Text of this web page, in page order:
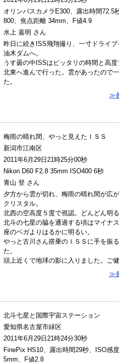
オリンパスカメラE300、露出時間72.5
800、焦点距離 34mm、F値4.9
水上 嘉明 さん
昨日に続きISS飛翔撮り、一寸ドライ
油木ダムへ。
うす曇の中ISSはピッタリの時間と高
北東へ進んで行った。雲があったので
た。
≫
梅雨の晴れ間、やっと見えたＩＳＳ
新潟市江南区
2011年6月29日21時25分00秒
Nikon D60 F2.8 35mm ISO400 6秒
青山 登 さん
夕方から雲が切れ、梅雨の晴れ間が広
クリスタル。
北西の空高度５度で視認。どんどん明る
北斗の七星の脇を通過する頃はマイナ
座のベガよりはるかに明るい。
やっと古川さん搭乗のＩＳＳに手を振
た。
頭上近くで地球の影に入りました。ご健
≫
北斗七星と国際宇宙ステーション
愛知県名古屋市緑区
2011年6月29日21時24分30秒
FinePix HS10、露出時間29秒、ISO感
5mm、F値2.8